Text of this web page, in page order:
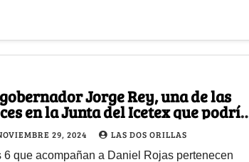
Jorge Rey, una de las
en la Junta del Icetex que podría
al Mineducación
29, 2024 LAS DOS ORILLAS
6 que acompañan a Daniel Rojas pertenecen